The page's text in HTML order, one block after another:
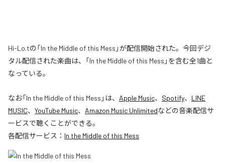
Hi-Lo.tの「In the Middle of this Mess」が配信開始された。今回デジ
タル配信された楽曲は、「In the Middle of this Mess」を含む全1曲と
なっている。
なお「In the Middle of this Mess 」は、 Apple Music、 Spotify、 LINE
MUSIC、 YouTube Music、 Amazon Music Unlimitedなどの音楽配信サ
ービスで聴くことができる。
各配信サービス： In the Middle of this Mess